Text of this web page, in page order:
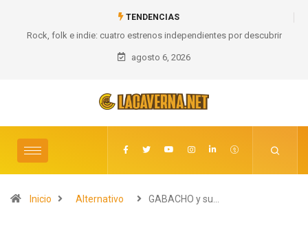
TENDENCIAS
Rock, folk e indie: cuatro estrenos independientes por descubrir
agosto 6, 2026
Inicio Alternativo GABACHO y su…